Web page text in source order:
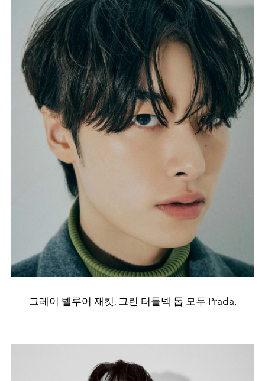
그레이 벨루어 재킷, 그린 터틀넥 톱 모두 Prada.